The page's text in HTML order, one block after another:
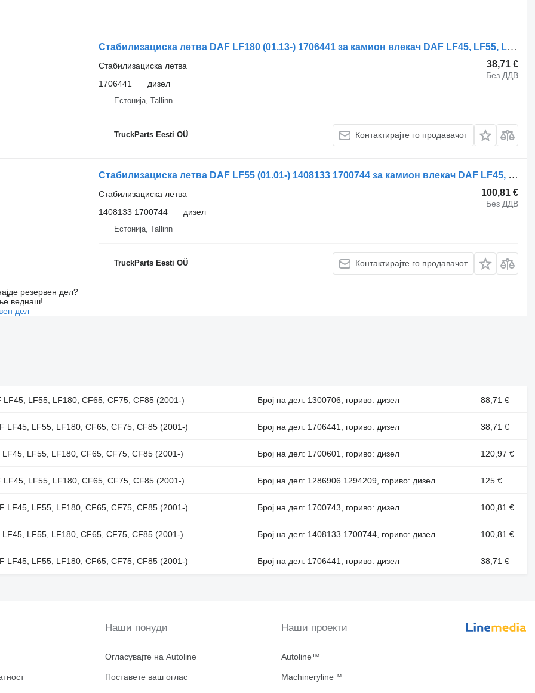
Стабилизациска летва DAF LF180 (01.13-) 1706441 за камион влекач DAF LF45, LF55, LF180, CF65, CF75, CF85 (2001-)
38,71 €
Без ДДВ
Стабилизациска летва
1706441
дизел
Естонија, Tallinn
TruckParts Eesti OÜ Контактирајте го продавачот
Стабилизациска летва DAF LF55 (01.01-) 1408133 1700744 за камион влекач DAF LF45, LF55, LF180, CF65, CF75, CF85 (2001-)
100,81 €
Без ДДВ
Стабилизациска летва
1408133 1700744
дизел
Естонија, Tallinn
TruckParts Eesti OÜ Контактирајте го продавачот
резервен дел?
веднаш!
дел
LF45, LF55, LF180, CF65, CF75, CF85 (2001-) Број на дел: 1300706, гориво: дизел 88,71 €
LF45, LF55, LF180, CF65, CF75, CF85 (2001-) Број на дел: 1706441, гориво: дизел 38,71 €
LF45, LF55, LF180, CF65, CF75, CF85 (2001-) Број на дел: 1700601, гориво: дизел 120,97 €
LF45, LF55, LF180, CF65, CF75, CF85 (2001-) Број на дел: 1286906 1294209, гориво: дизел 125 €
LF45, LF55, LF180, CF65, CF75, CF85 (2001-) Број на дел: 1700743, гориво: дизел 100,81 €
LF45, LF55, LF180, CF65, CF75, CF85 (2001-) Број на дел: 1408133 1700744, гориво: дизел 100,81 €
LF45, LF55, LF180, CF65, CF75, CF85 (2001-) Број на дел: 1706441, гориво: дизел 38,71 €
Наши понуди
Огласувајте на Autoline
Поставете ваш оглас
Наши проекти
Autoline™
Machineryline™